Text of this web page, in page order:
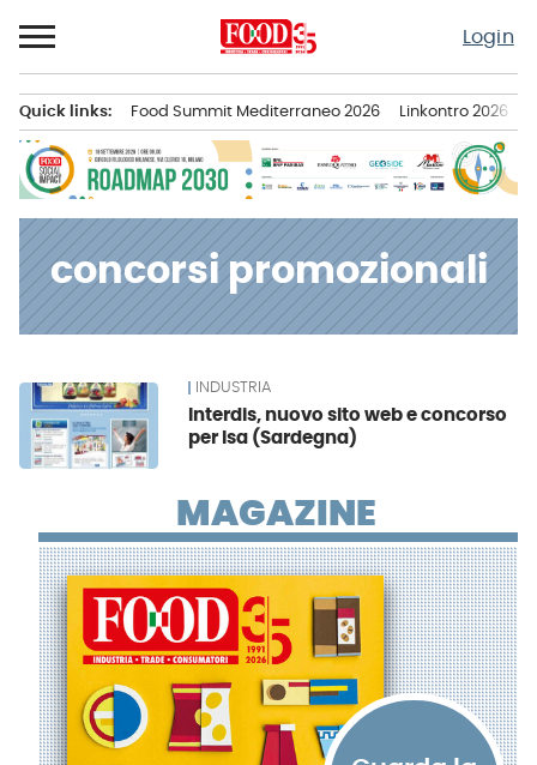
al
contenuto
Login
principale
Quick links: Food Summit Mediterraneo 2026 Linkontro 2026
concorsi promozionali
News INDUSTRIA
Interdis, nuovo sito web e concorso
per Isa (Sardegna)
MAGAZINE